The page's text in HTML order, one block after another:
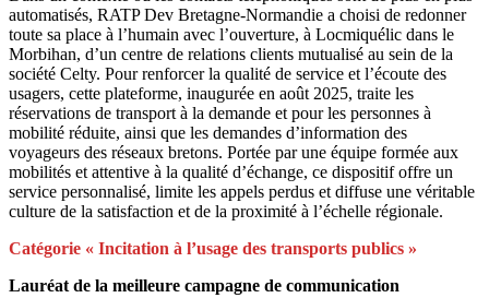
automatisés, RATP Dev Bretagne-Normandie a choisi de redonner
toute sa place à l’humain avec l’ouverture, à Locmiquélic dans le
Morbihan, d’un centre de relations clients mutualisé au sein de la
société Celty. Pour renforcer la qualité de service et l’écoute des
usagers, cette plateforme, inaugurée en août 2025, traite les
réservations de transport à la demande et pour les personnes à
mobilité réduite, ainsi que les demandes d’information des
voyageurs des réseaux bretons. Portée par une équipe formée aux
mobilités et attentive à la qualité d’échange, ce dispositif offre un
service personnalisé, limite les appels perdus et diffuse une véritable
culture de la satisfaction et de la proximité à l’échelle régionale.
Catégorie « Incitation à l’usage des transports publics »
Lauréat de la meilleure campagne de communication